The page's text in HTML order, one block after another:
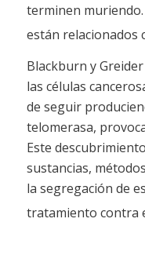
terminen
están relacionados
Blackburn y
las células
de seguir
telomerasa,
Este
sustancias,
la segregación de
tratamiento contra